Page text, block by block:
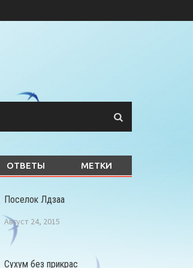
ОТВЕТЫ МЕТКИ
Поселок Лдзаа
Август 24, 2015
Сухум без прикрас